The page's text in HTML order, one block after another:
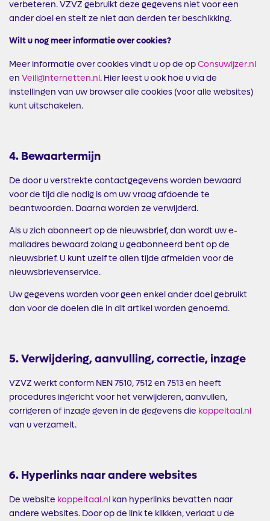
verbeteren. VZVZ gebruikt deze gegevens niet voor een
ander doel en stelt ze niet aan derden ter beschikking.
Wilt u nog meer informatie over cookies?
Meer informatie over cookies vindt u op de opConsuwijzer.nl
en Veiliginternetten.nl. Hier leest u ook hoe u via de
instellingen van uw browser alle cookies (voor alle websites)
kunt uitschakelen.
4. Bewaartermijn
De door u verstrekte contactgegevens worden bewaard
voor de tijd die nodig is om uw vraag afdoende te
beantwoorden. Daarna worden ze verwijderd.
Als u zich abonneert op de nieuwsbrief, dan wordt uw e-
mailadres bewaard zolang u geabonneerd bent op de
nieuwsbrief. U kunt uzelf te allen tijde afmelden voor de
nieuwsbrievenservice.
Uw gegevens worden voor geen enkel ander doel gebruikt
dan voor de doelen die in dit artikel worden genoemd.
5. Verwijdering, aanvulling, correctie, inzage
VZVZ werkt conform NEN 7510, 7512 en 7513 en heeft
procedures ingericht voor het verwijderen, aanvullen,
corrigeren of inzage geven in de gegevens die koppeltaal.nl
van u verzamelt.
6. Hyperlinks naar andere websites
De website koppeltaal.nl kan hyperlinks bevatten naar
andere websites. Door op de link te klikken, verlaat u de